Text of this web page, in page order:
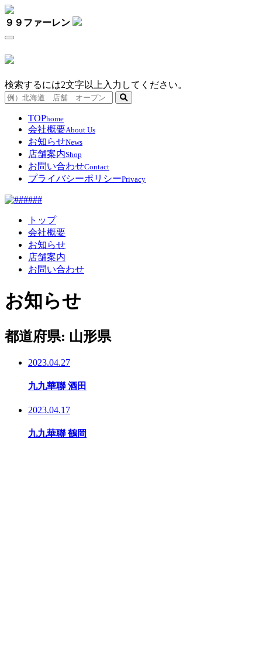
９９ファーレン
検索するには2文字以上入力してください。
TOPhome
会社概要About Us
お知らせNews
店舗案内Shop
お問い合わせContact
プライバシーポリシーPrivacy
トップ
会社概要
お知らせ
店舗案内
お問い合わせ
お知らせ
都道府県: 山形県
2023.04.27
九九華聯 酒田
2023.04.17
九九華聯 鶴岡